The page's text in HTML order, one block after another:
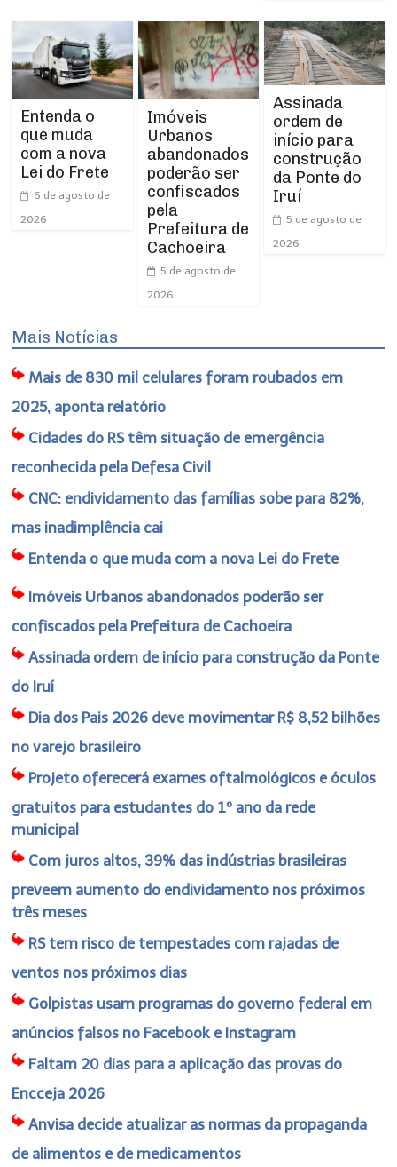
Entenda o
que muda
com a nova
Lei do Frete
6 de agosto de
2026
Imóveis
Urbanos
abandonados
poderão ser
confiscados
pela
Prefeitura de
Cachoeira
5 de agosto de
2026
Assinada
ordem de
início para
construção
da Ponte do
Iruí
5 de agosto de
2026
Mais Notícias
Mais de 830 mil celulares foram roubados em
2025, aponta relatório
Cidades do RS têm situação de emergência
reconhecida pela Defesa Civil
CNC: endividamento das famílias sobe para 82%,
mas inadimplência cai
Entenda o que muda com a nova Lei do Frete
Imóveis Urbanos abandonados poderão ser
confiscados pela Prefeitura de Cachoeira
Assinada ordem de início para construção da Ponte
do Iruí
Dia dos Pais 2026 deve movimentar R$ 8,52 bilhões
no varejo brasileiro
Projeto oferecerá exames oftalmológicos e óculos
gratuitos para estudantes do 1º ano da rede
municipal
Com juros altos, 39% das indústrias brasileiras
preveem aumento do endividamento nos próximos
três meses
RS tem risco de tempestades com rajadas de
ventos nos próximos dias
Golpistas usam programas do governo federal em
anúncios falsos no Facebook e Instagram
Faltam 20 dias para a aplicação das provas do
Encceja 2026
Anvisa decide atualizar as normas da propaganda
de alimentos e de medicamentos